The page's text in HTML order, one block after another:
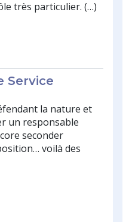
très particulier. (…)
Service
la nature et
un responsable
seconder
voilà des